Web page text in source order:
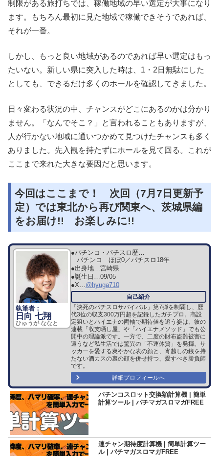
制限がある旅打ちでは、稼働地域の早い選定が大事になり
ます。もちろん最初に見た地域で稼働できそうであれば、
それが一番。
しかし、もっと良い地域があるのであれば早い選定はもっ
たいない。新しい県に突入した時は、1・2日無駄にした
としても、できるだけ多くのホールを確認してきました。
日々変わる状況の中、チャンスがどこにあるのかは分かり
ません。「なんでそこ？」と言われることもありますが、
人が行かない地域に通いつかめて見つけたチャンスも多く
ありました。先入観を持たずにホールを見て回る。これが
ここまで来れた大きな要因だと思います。
今回はここまで！ 次回（7月7日更新予
定）では東北から再び関東へ、茨城県編
をお届け!! お楽しみに!!
日向 七翔
ひゅうが ななと
●パチンコ・パチスロ歴…
パチンコ ほぼ0／パチスロ18年
●出身地… 宮崎県
●誕生日… 09/05
●X… @hyuga710
「決死のパチスロサバイバル」第7弾を制覇し、歴
代3位の収支300万円超を記録したガチプロ。高設
定狙いとハイエナの両軸で期待値を追う姿は、彼の
連載「収支晒し屋」や「ハイエナメソッド」でも公
開中の理論派です。一方で、二度の財布盗難被害に
遭うなど私生活では驚異の「不運体質」を発揮。サ
ッカーを愛する爽やかな表の顔と、宵越しの銭を持
たない酒カスの裏の顔を併せ持つ、愛すべき勝負師
です。
詳細プロフィールへ
パチンコスロット交換額計算機 | 簡単
計算ツール | パチマガスロマガFREE
連チャン期待度計算機 | 簡単計算ツー
ル | パチマガスロマガFREE